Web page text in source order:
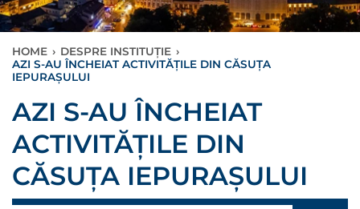
HOME › DESPRE INSTITUȚIE ›
AZI S-AU ÎNCHEIAT ACTIVITĂȚILE DIN CĂSUȚA
IEPURAȘULUI
AZI S-AU ÎNCHEIAT
ACTIVITĂȚILE DIN
CĂSUȚA IEPURAȘULUI